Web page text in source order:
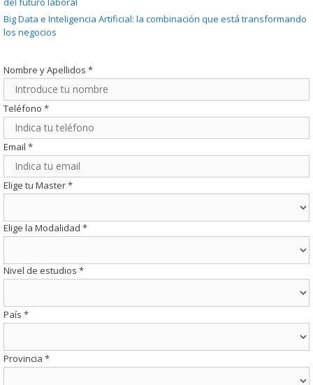
Big Data e Inteligencia Artificial: la combinación que está transformando
los negocios
Nombre y Apellidos *
Teléfono *
Email *
Elige tu Master*
Elige la Modalidad *
Nivel de estudios *
País *
Provincia *